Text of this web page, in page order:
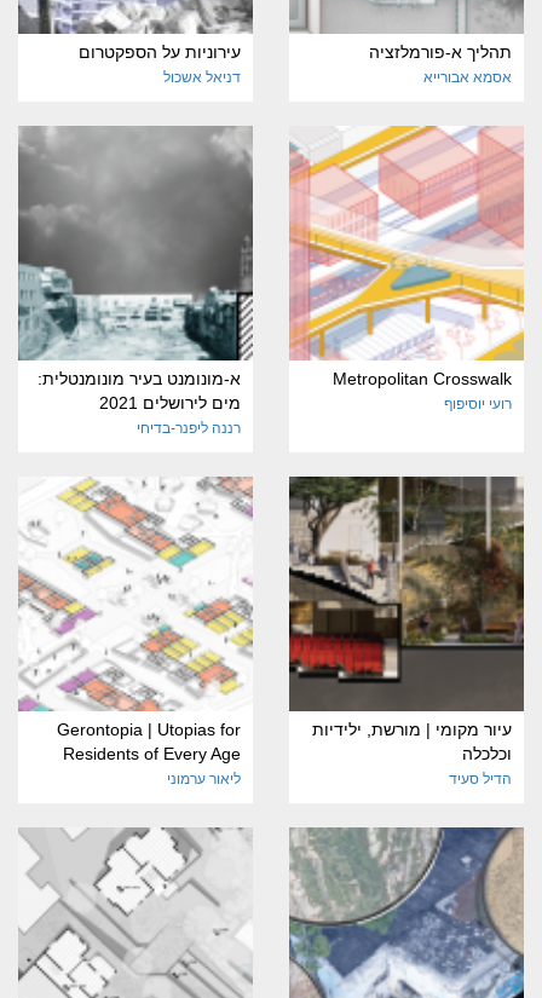
תהליך א-פורמלזציה
אסמא אבורייא
עירוניות על הספקטרום
דניאל אשכול
Metropolitan Crosswalk
רועי יוסיפוף
א-מונומנט בעיר מונומנטלית:
מים לירושלים 2021
רננה ליפנר-בדיחי
עיור מקומי | מורשת, ילידיות
וכלכלה
הדיל סעיד
Gerontopia | Utopias for
Residents of Every Age
ליאור ערמוני